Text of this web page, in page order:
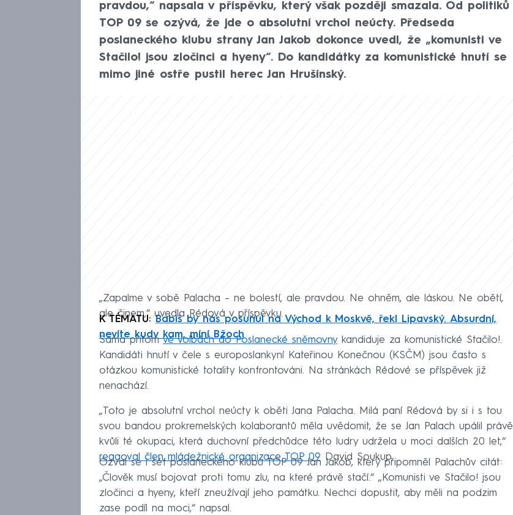
pravdou,“ napsala v příspěvku, který však později smazala. Od politiků
TOP 09 se ozývá, že jde o absolutní vrchol neúcty. Předseda
poslaneckého klubu strany Jan Jakob dokonce uvedl, že „komunisti ve
Stačilo! jsou zločinci a hyeny“. Do kandidátky za komunistické hnutí se
mimo jiné ostře pustil herec Jan Hrušínský.
„Zapalme v sobě Palacha – ne bolestí, ale pravdou. Ne ohněm, ale láskou. Ne obětí,
ale činem,“ uvedla Rédová v příspěvku.
K TÉMATU:Babiš by nás posunul na Východ k Moskvě, řekl Lipavský. Absurdní,
nevíte kudy kam, míní Bžoch
Sama přitomve volbách do Poslanecké sněmovnykandiduje za komunistické Stačilo!.
Kandidáti hnutí v čele s europoslankyní Kateřinou Konečnou (KSČM) jsou často s
otázkou komunistické totality konfrontováni. Na stránkách Rédové se příspěvek již
nenachází.
„Toto je absolutní vrchol neúcty k oběti Jana Palacha. Milá paní Rédová by si i s tou
svou bandou prokremelských kolaborantů měla uvědomit, že se Jan Palach upálil právě
kvůli té okupaci, která duchovní předchůdce této ludry udržela u moci dalších 20 let,“
reagoval člen mládežnické organizace TOP 09 David Soukup.
Ozval se i šéf poslaneckého klubu TOP 09 Jan Jakob, který připomněl Palachův citát:
„Člověk musí bojovat proti tomu zlu, na které právě stačí.“ „Komunisti ve Stačilo! jsou
zločinci a hyeny, kteří zneužívají jeho památku. Nechci dopustit, aby měli na podzim
zase podíl na moci,“ napsal.